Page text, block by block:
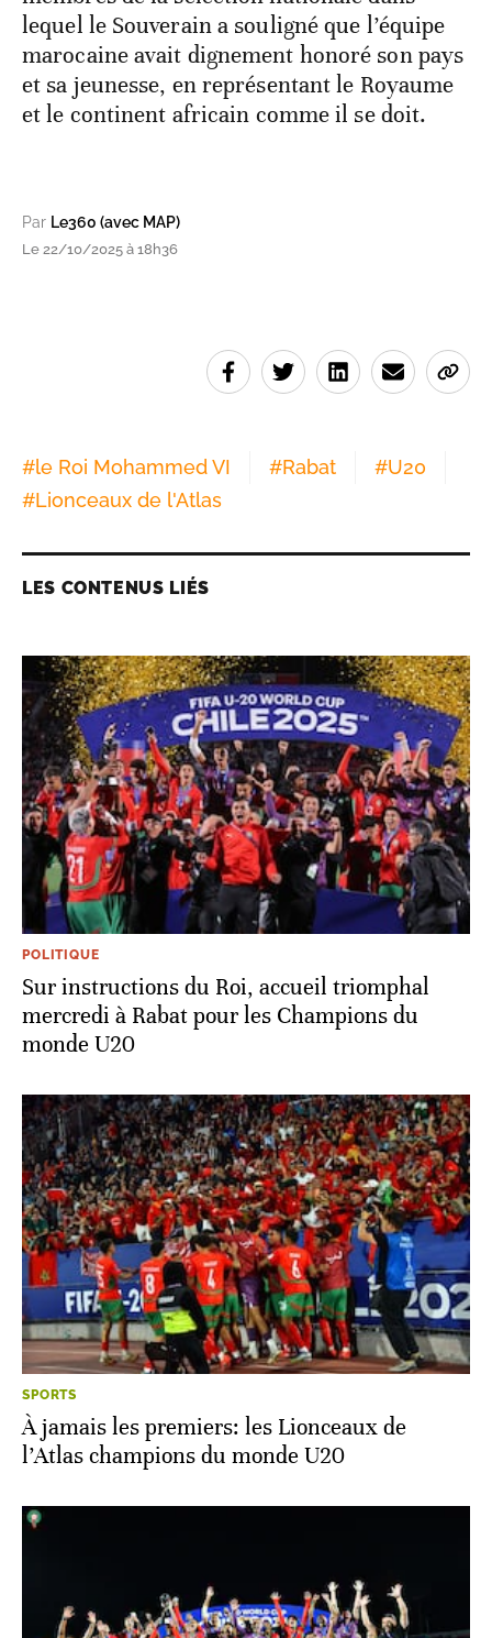
lequel le Souverain a souligné que l’équipe
marocaine avait dignement honoré son pays
et sa jeunesse, en représentant le Royaume
et le continent africain comme il se doit.
Par Le360 (avec MAP)
Le 22/10/2025 à 18h36
#le Roi Mohammed VI #Rabat #U20
#Lionceaux de l'Atlas
LES CONTENUS LIÉS
POLITIQUE
Sur instructions du Roi, accueil triomphal
mercredi à Rabat pour les Champions du
monde U20
SPORTS
À jamais les premiers: les Lionceaux de
l’Atlas champions du monde U20